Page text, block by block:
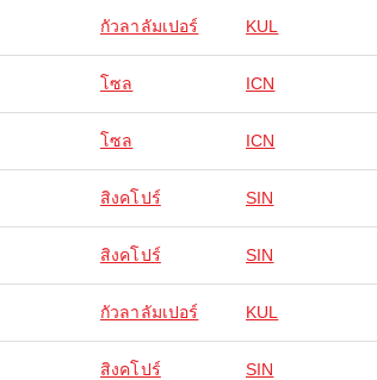
กัวลาลัมเปอร์ KUL
โซล ICN
โซล ICN
สิงคโปร์ SIN
สิงคโปร์ SIN
กัวลาลัมเปอร์ KUL
สิงคโปร์ SIN